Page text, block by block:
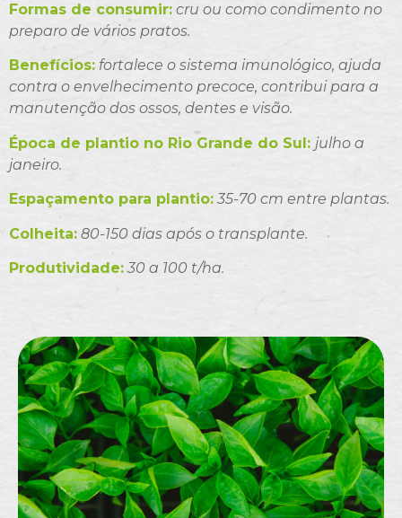
Formas de consumir: cru ou como condimento no
preparo de vários pratos.
Benefícios: fortalece o sistema imunológico, ajuda
contra o envelhecimento precoce, contribui para a
manutenção dos ossos, dentes e visão.
Época de plantio no Rio Grande do Sul: julho a
janeiro.
Espaçamento para plantio:35-70 cm entre plantas.
Colheita: 80-150 dias após o transplante.
Produtividade:30 a 100 t/ha.